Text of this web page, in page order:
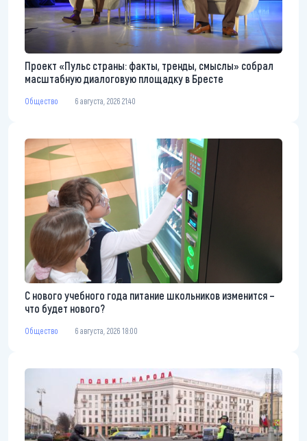
Проект «Пульс страны: факты, тренды, смыслы» собрал
масштабную диалоговую площадку в Бресте
Общество 6 августа, 2026 21:40
С нового учебного года питание школьников изменится –
что будет нового?
Общество 6 августа, 2026 18:00